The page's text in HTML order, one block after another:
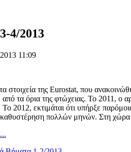
4/2013
11:09
στοιχεία της Eurostat, που
τα όρια της φτώχειας. Το 2011, ο
2012, εκτιμάται ότι υπήρξε
πολλών μηνών. Στη